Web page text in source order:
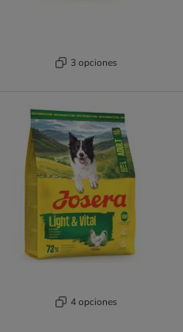
3 opciones
4 opciones